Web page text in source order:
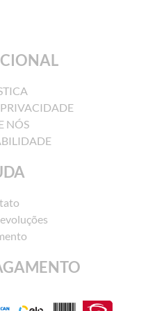
NÓS